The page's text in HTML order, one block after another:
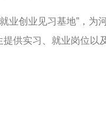
业创业见习基地”，为
供实习、就业岗位以